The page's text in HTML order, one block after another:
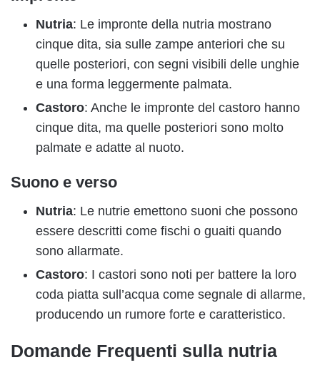
Nutria: Le impronte della nutria mostrano
cinque dita, sia sulle zampe anteriori che su
quelle posteriori, con segni visibili delle unghie
e una forma leggermente palmata.
Castoro: Anche le impronte del castoro hanno
cinque dita, ma quelle posteriori sono molto
palmate e adatte al nuoto.
Suono e verso
Nutria: Le nutrie emettono suoni che possono
essere descritti come fischi o guaiti quando
sono allarmate.
Castoro: I castori sono noti per battere la loro
coda piatta sull’acqua come segnale di allarme,
producendo un rumore forte e caratteristico.
Domande Frequenti sulla nutria